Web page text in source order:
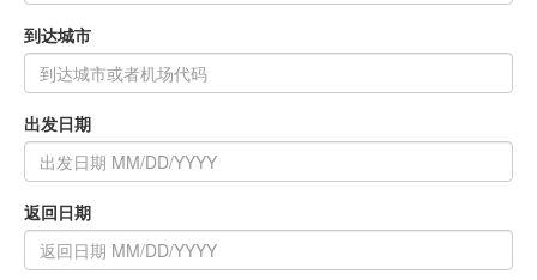
到达城市
出发日期
返回日期